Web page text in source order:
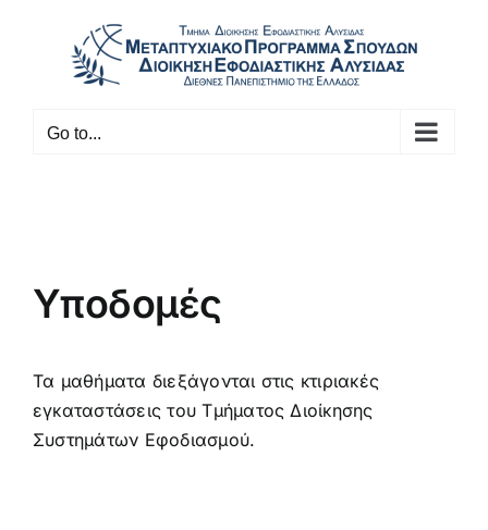
Go to...
Υποδομές
Τα μαθήματα διεξάγονται στις κτιριακές
εγκαταστάσεις του Τμήματος Διοίκησης
Συστημάτων Εφοδιασμού.